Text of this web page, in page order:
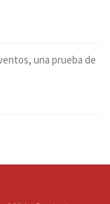
una prueba de